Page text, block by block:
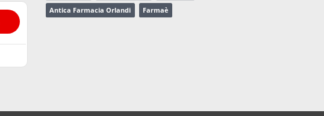
Antica Farmacia Orlandi Farmaè